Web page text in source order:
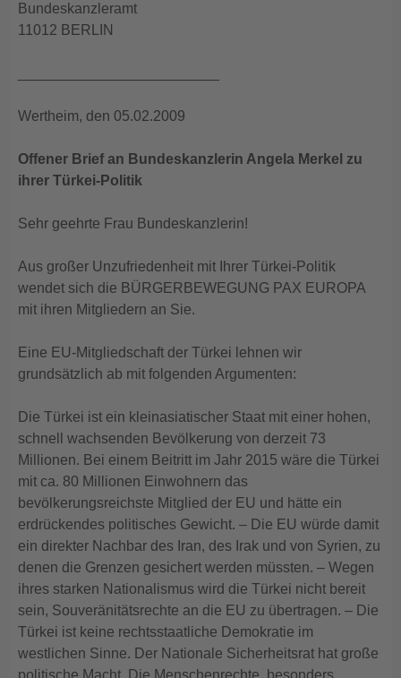
Bundeskanzleramt
11012 BERLIN
Wertheim, den 05.02.2009
Offener Brief an Bundeskanzlerin Angela Merkel zu
ihrer Türkei-Politik
Sehr geehrte Frau Bundeskanzlerin!
Aus großer Unzufriedenheit mit Ihrer Türkei-Politik
wendet sich die BÜRGERBEWEGUNG PAX EUROPA
mit ihren Mitgliedern an Sie.
Eine EU-Mitgliedschaft der Türkei lehnen wir
grundsätzlich ab mit folgenden Argumenten:
Die Türkei ist ein kleinasiatischer Staat mit einer hohen,
schnell wachsenden Bevölkerung von derzeit 73
Millionen. Bei einem Beitritt im Jahr 2015 wäre die Türkei
mit ca. 80 Millionen Einwohnern das
bevölkerungsreichste Mitglied der EU und hätte ein
erdrückendes politisches Gewicht. – Die EU würde damit
ein direkter Nachbar des Iran, des Irak und von Syrien, zu
denen die Grenzen gesichert werden müssten. – Wegen
ihres starken Nationalismus wird die Türkei nicht bereit
sein, Souveränitätsrechte an die EU zu übertragen. – Die
Türkei ist keine rechtsstaatliche Demokratie im
westlichen Sinne. Der Nationale Sicherheitsrat hat große
politische Macht. Die Menschenrechte, besonders